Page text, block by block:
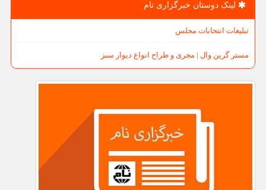
لینک دوستان خبرگزاری نام
تبلیغات انتخابات مجلس
مستر گرین وال | مجری و طراح انواع دیوار سبز